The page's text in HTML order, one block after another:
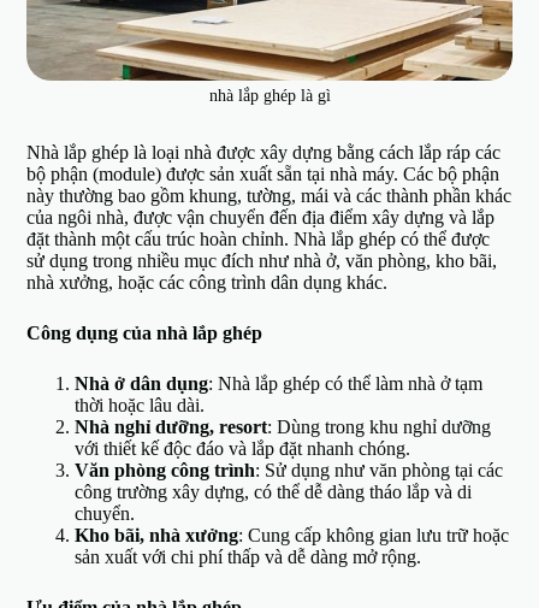
nhà lắp ghép là gì
Nhà lắp ghép là loại nhà được xây dựng bằng cách lắp ráp các
bộ phận (module) được sản xuất sẵn tại nhà máy. Các bộ phận
này thường bao gồm khung, tường, mái và các thành phần khác
của ngôi nhà, được vận chuyển đến địa điểm xây dựng và lắp
đặt thành một cấu trúc hoàn chỉnh. Nhà lắp ghép có thể được
sử dụng trong nhiều mục đích như nhà ở, văn phòng, kho bãi,
nhà xưởng, hoặc các công trình dân dụng khác.
Công dụng của nhà lắp ghép
Nhà ở dân dụng: Nhà lắp ghép có thể làm nhà ở tạm
thời hoặc lâu dài.
Nhà nghỉ dưỡng, resort: Dùng trong khu nghỉ dưỡng
với thiết kế độc đáo và lắp đặt nhanh chóng.
Văn phòng công trình: Sử dụng như văn phòng tại các
công trường xây dựng, có thể dễ dàng tháo lắp và di
chuyển.
Kho bãi, nhà xưởng: Cung cấp không gian lưu trữ hoặc
sản xuất với chi phí thấp và dễ dàng mở rộng.